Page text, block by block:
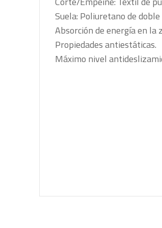
Suela: Poliuretano de doble
Absorción de energía en la
Propiedades antiestáticas.
Máximo nivel